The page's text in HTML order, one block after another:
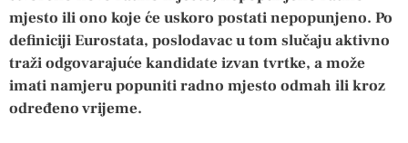
mjesto ili ono koje će uskoro postati nepopunjeno. Po
definiciji Eurostata, poslodavac u tom slučaju aktivno
traži odgovarajuće kandidate izvan tvrtke, a može
imati namjeru popuniti radno mjesto odmah ili kroz
određeno vrijeme.